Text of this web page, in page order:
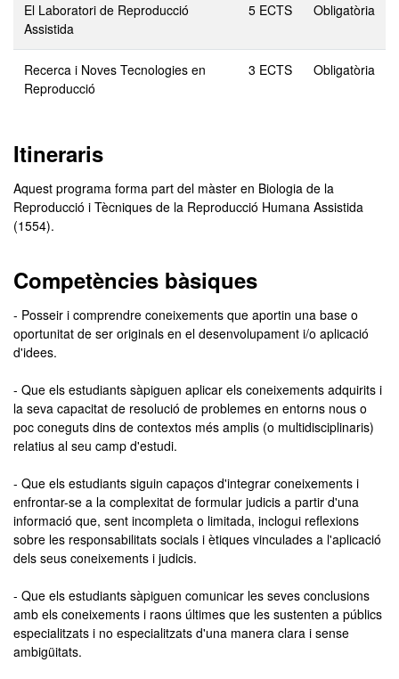
El Laboratori de Reproducció
Assistida
5 ECTS Obligatòria
Recerca i Noves Tecnologies en
Reproducció
3 ECTS Obligatòria
Itineraris
Aquest programa forma part del màster en Biologia de la
Reproducció i Tècniques de la Reproducció Humana Assistida
(1554).
Competències bàsiques
- Posseir i comprendre coneixements que aportin una base o
oportunitat de ser originals en el desenvolupament i/o aplicació
d'idees.
- Que els estudiants sàpiguen aplicar els coneixements adquirits i
la seva capacitat de resolució de problemes en entorns nous o
poc coneguts dins de contextos més amplis (o multidisciplinaris)
relatius al seu camp d'estudi.
- Que els estudiants siguin capaços d'integrar coneixements i
enfrontar-se a la complexitat de formular judicis a partir d'una
informació que, sent incompleta o limitada, inclogui reflexions
sobre les responsabilitats socials i ètiques vinculades a l'aplicació
dels seus coneixements i judicis.
- Que els estudiants sàpiguen comunicar les seves conclusions
amb els coneixements i raons últimes que les sustenten a públics
especialitzats i no especialitzats d'una manera clara i sense
ambigüitats.